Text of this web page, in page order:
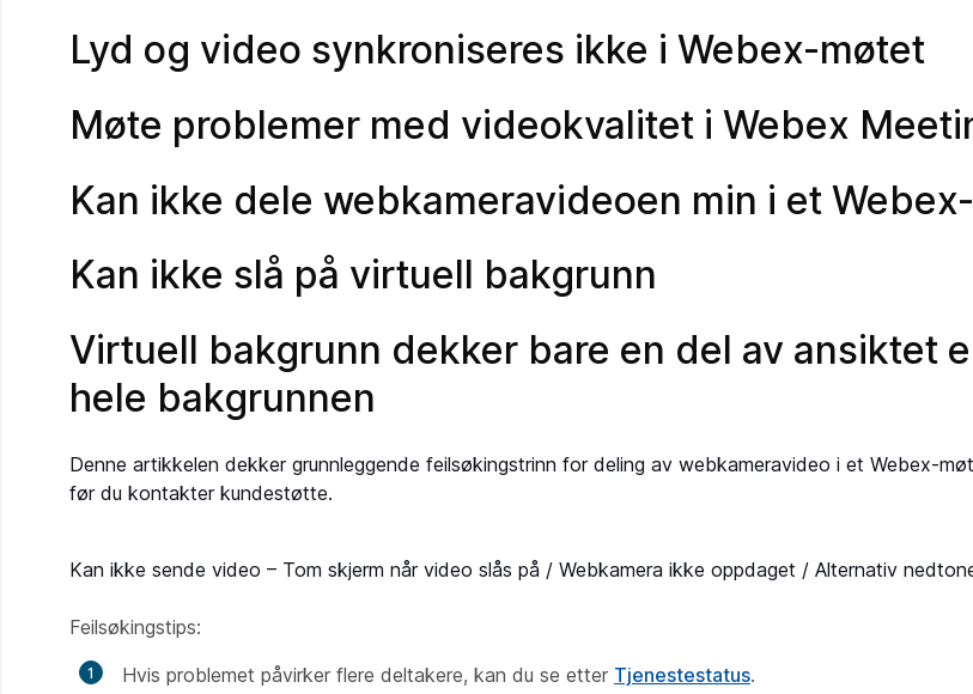
Lyd og video synkroniseres ikke i Webex-møtet
Møte problemer med videokvalitet i Webex
Kan ikke dele webkameravideoen min i et
Kan ikke slå på virtuell bakgrunn
Virtuell bakgrunn dekker bare en del av ansiktet
hele bakgrunnen
Denne artikkelen dekker grunnleggende feilsøkingstrinn for deling av webkameravideo i et Webex-
før du kontakter kundestøtte.
Kan ikke sende video – Tom skjerm når video slås på / Webkamera ikke oppdaget / Alternativ
Feilsøkingstips:
Hvis problemet påvirker flere deltakere, kan du se etter Tjenestestatus.